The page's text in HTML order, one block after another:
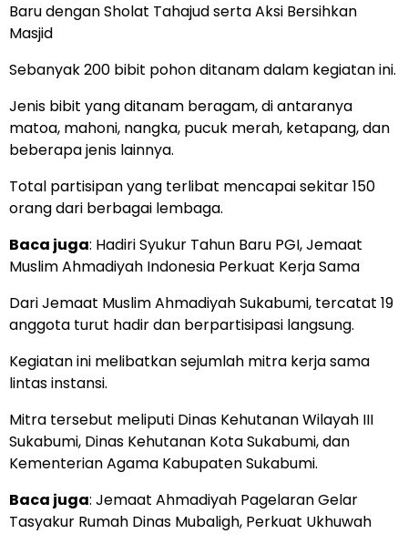
Baru dengan Sholat Tahajud serta Aksi Bersihkan
Masjid
Sebanyak 200 bibit pohon ditanam dalam kegiatan ini.
Jenis bibit yang ditanam beragam, di antaranya
matoa, mahoni, nangka, pucuk merah, ketapang, dan
beberapa jenis lainnya.
Total partisipan yang terlibat mencapai sekitar 150
orang dari berbagai lembaga.
Baca juga: Hadiri Syukur Tahun Baru PGI, Jemaat
Muslim Ahmadiyah Indonesia Perkuat Kerja Sama
Dari Jemaat Muslim Ahmadiyah Sukabumi, tercatat 19
anggota turut hadir dan berpartisipasi langsung.
Kegiatan ini melibatkan sejumlah mitra kerja sama
lintas instansi.
Mitra tersebut meliputi Dinas Kehutanan Wilayah III
Sukabumi, Dinas Kehutanan Kota Sukabumi, dan
Kementerian Agama Kabupaten Sukabumi.
Baca juga: Jemaat Ahmadiyah Pagelaran Gelar
Tasyakur Rumah Dinas Mubaligh, Perkuat Ukhuwah